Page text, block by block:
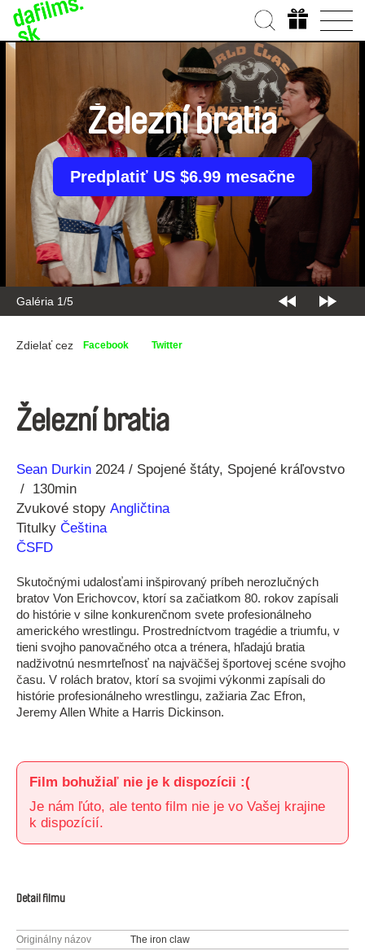
Galéria 2/5
Železní bratia
Predplatiť US $6.99 mesačne
Zdielať cez Facebook Twitter
Železní bratia
Réžia
Sean Durkin
Rok
výroby
2024 Spojené štáty Spojené kráľovstvo
130min
Zvukové stopy Angličtina
Titulky Čeština
ČSFD
Skutočnými udalosťami inšpirovaný príbeh nerozlučných
bratov Von Erichovcov, ktorí sa začiatkom 80. rokov zapísali
do histórie v silne konkurenčnom svete profesionálneho
amerického wrestlingu. Prostredníctvom tragédie a triumfu, v
tieni svojho panovačného otca a trénera, hľadajú bratia
nadživotnú nesmrteľnosť na najväčšej športovej scéne svojho
času. V rolách bratov, ktorí sa svojimi výkonmi zapísali do
histórie profesionálneho wrestlingu, zažiaria Zac Efron,
Jeremy Allen White a Harris Dickinson.
Film bohužiaľ nie je k dispozícii :(
Je nám ľúto, ale tento film nie je vo Vašej krajine
k dispozícií.
Detail filmu
Originálny názov
The iron claw